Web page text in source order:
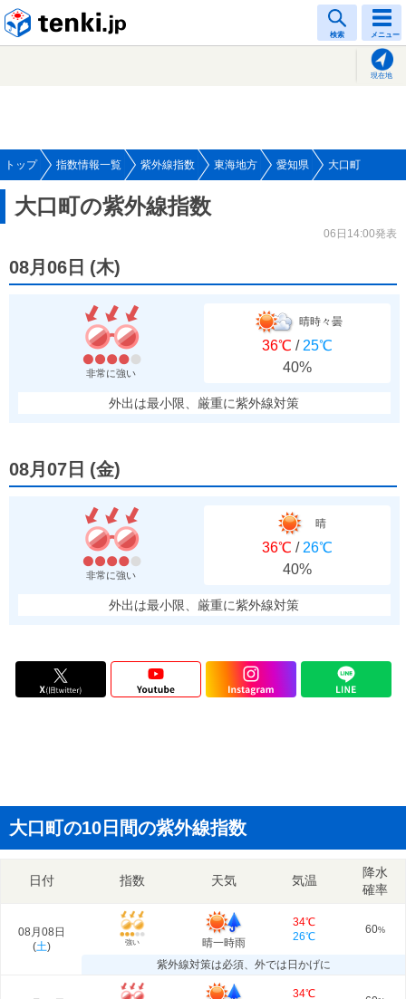
検索 メニュー
現在地
トップ 指数情報一覧 紫外線指数 東海地方 愛知県 大口町
大口町の紫外線指数
06日14:00発表
08月06日 (木)
非常に強い
晴時々曇
36℃ / 25℃
40%
外出は最小限、厳重に紫外線対策
08月07日 (金)
非常に強い
晴
36℃ / 26℃
40%
外出は最小限、厳重に紫外線対策
大口町の10日間の紫外線指数
日付 指数 天気 気温
降水
確率
08月08日
(土) 強い 晴一時雨
34℃
26℃
60%
紫外線対策は必須、外では日かげに
34℃